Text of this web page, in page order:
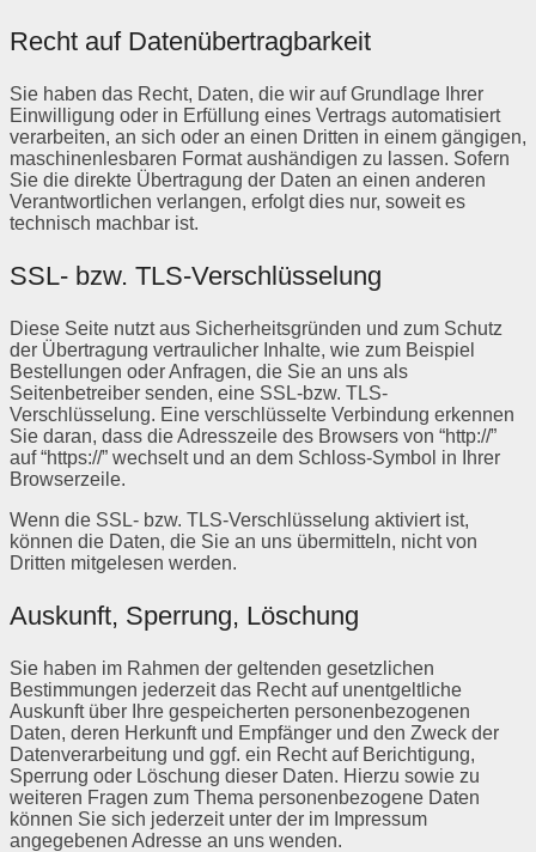
Recht auf Datenübertragbarkeit
Sie haben das Recht, Daten, die wir auf Grundlage Ihrer
Einwilligung oder in Erfüllung eines Vertrags automatisiert
verarbeiten, an sich oder an einen Dritten in einem gängigen,
maschinenlesbaren Format aushändigen zu lassen. Sofern
Sie die direkte Übertragung der Daten an einen anderen
Verantwortlichen verlangen, erfolgt dies nur, soweit es
technisch machbar ist.
SSL- bzw. TLS-Verschlüsselung
Diese Seite nutzt aus Sicherheitsgründen und zum Schutz
der Übertragung vertraulicher Inhalte, wie zum Beispiel
Bestellungen oder Anfragen, die Sie an uns als
Seitenbetreiber senden, eine SSL-bzw. TLS-
Verschlüsselung. Eine verschlüsselte Verbindung erkennen
Sie daran, dass die Adresszeile des Browsers von “http://”
auf “https://” wechselt und an dem Schloss-Symbol in Ihrer
Browserzeile.
Wenn die SSL- bzw. TLS-Verschlüsselung aktiviert ist,
können die Daten, die Sie an uns übermitteln, nicht von
Dritten mitgelesen werden.
Auskunft, Sperrung, Löschung
Sie haben im Rahmen der geltenden gesetzlichen
Bestimmungen jederzeit das Recht auf unentgeltliche
Auskunft über Ihre gespeicherten personenbezogenen
Daten, deren Herkunft und Empfänger und den Zweck der
Datenverarbeitung und ggf. ein Recht auf Berichtigung,
Sperrung oder Löschung dieser Daten. Hierzu sowie zu
weiteren Fragen zum Thema personenbezogene Daten
können Sie sich jederzeit unter der im Impressum
angegebenen Adresse an uns wenden.